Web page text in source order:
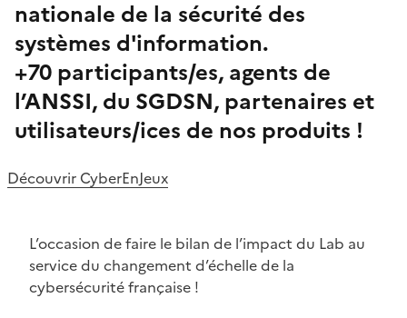
nationale de la sécurité des
systèmes d'information.
+70 participants/es, agents de
l’ANSSI, du SGDSN, partenaires et
utilisateurs/ices de nos produits !
Découvrir CyberEnJeux
L’occasion de faire le bilan de l’impact du Lab au
service du changement d’échelle de la
cybersécurité française !